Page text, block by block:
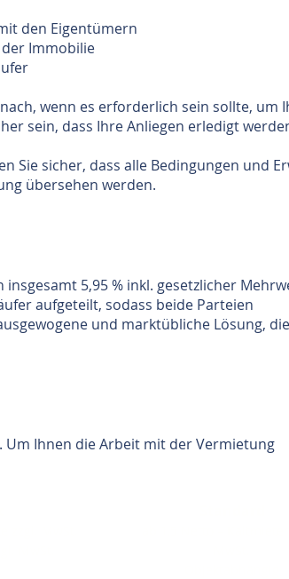
den Eigentümern
Immobilie
wenn es erforderlich sein sollte, um
sein, dass Ihre Anliegen erledigt
Sie sicher, dass alle Bedingungen und
übersehen werden.
5,95 % inkl. gesetzlicher
aufgeteilt, sodass beide Parteien
und marktübliche Lösung,
Ihnen die Arbeit mit der Vermietung